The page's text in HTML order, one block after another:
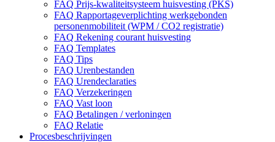
FAQ Prijs-kwaliteitsysteem huisvesting (PKS)
FAQ Rapportageverplichting werkgebonden
personenmobiliteit (WPM / CO2 registratie)
FAQ Rekening courant huisvesting
FAQ Templates
FAQ Tips
FAQ Urenbestanden
FAQ Urendeclaraties
FAQ Verzekeringen
FAQ Vast loon
FAQ Betalingen / verloningen
FAQ Relatie
Procesbeschrijvingen